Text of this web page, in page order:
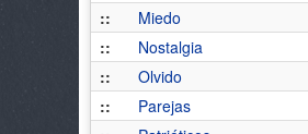
::
Miedo
::
Nostalgia
::
Olvido
::
Parejas